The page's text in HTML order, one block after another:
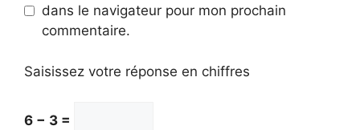
dans le navigateur pour mon prochain
commentaire.
Saisissez votre réponse en chiffres
6 − 3 =